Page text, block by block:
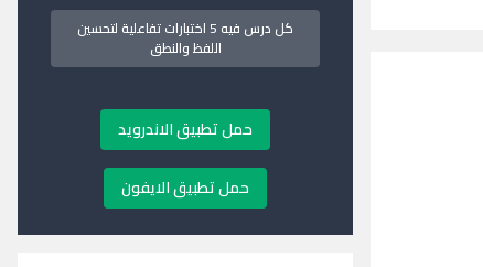
كل درس فيه 5 اختبارات تفاعلية لتحسين
اللفظ والنطق
حمل تطبيق الاندرويد
حمل تطبيق الايفون